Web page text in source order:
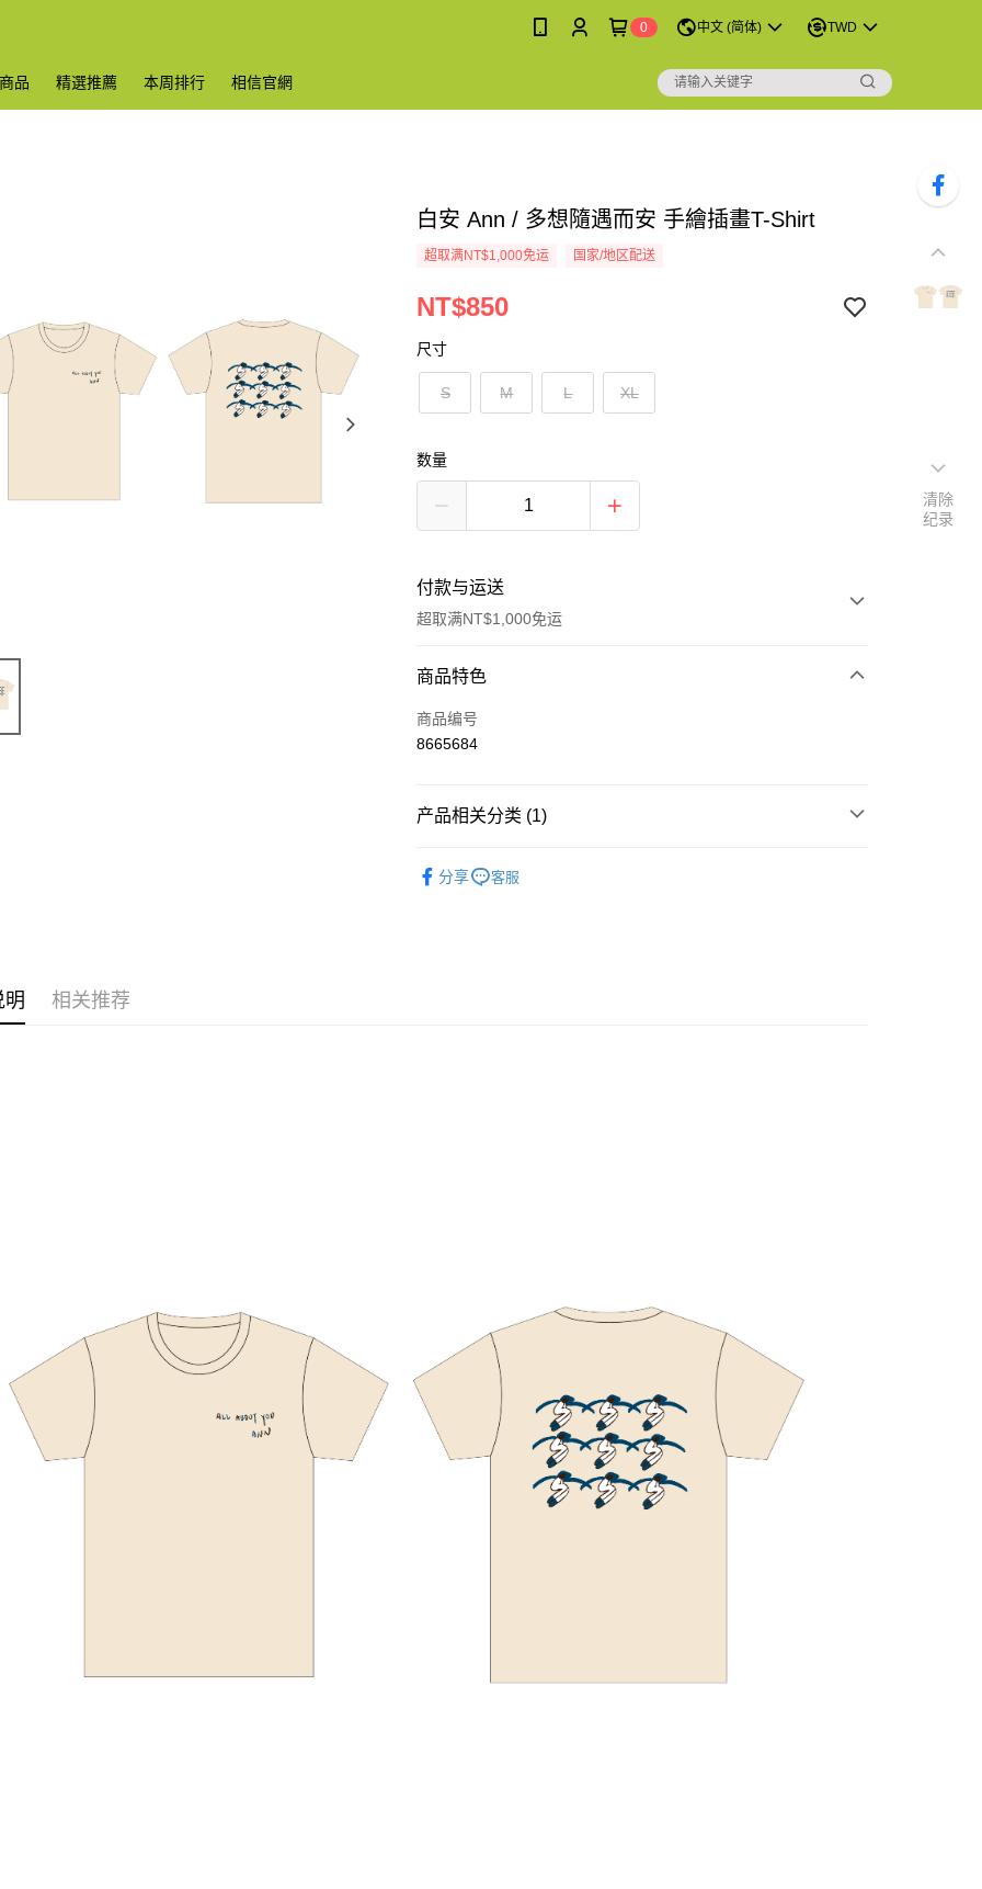
0 中文 (简体) TWD
品 精選推薦 本周排行 相信官網
白安 Ann / 多想隨遇而安 手繪插畫T-Shirt
超取满NT$1,000免运 国家/地区配送
NT$850
尺寸
S M L XL
数量
付款与运送
超取满NT$1,000免运
付款方式
信用卡一次付款
悠遊付
付款後7-11取貨
每笔NT$65，满NT$1,000(含以上)免运费
宅配
每笔NT$85，满NT$1,000(含以上)免运费
海外地區配送
商品特色
商品编号
8665684
产品相关分类 (1)
分享
客服
明 相关推荐
清除
纪录